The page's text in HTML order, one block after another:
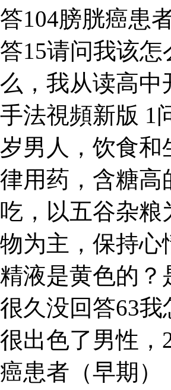
答104膀胱癌患
答15请问我该
么，我从读高中
手法視頻新版 1
岁男人，饮食和
律用药，含糖高
吃，以五谷杂
物为主，保持心
精液是黄色的？
很久没回答63
很出色了男性，
癌患者（早期）